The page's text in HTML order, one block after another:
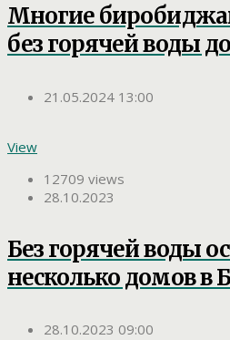
Многие
без горячей воды
21.05.2024 13:00
View
12709 views
28.10.2023
Без горячей воды
несколько домов в
28.10.2023 09:00